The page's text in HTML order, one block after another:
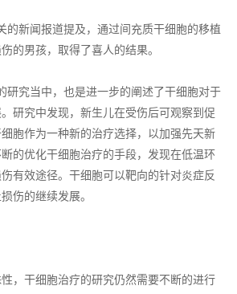
的新闻报道提及，通过间充质干细胞的移植
的男孩，取得了喜人的结果。
研究当中，也是进一步的阐述了干细胞对于
研究中发现，新生儿在受伤后可观察到促
胞作为一种新的治疗选择，以加强先天新
的优化干细胞治疗的手段，发现在低温环
有效途径。干细胞可以靶向的针对炎症反
伤的继续发展。
，干细胞治疗的研究仍然需要不断的进行